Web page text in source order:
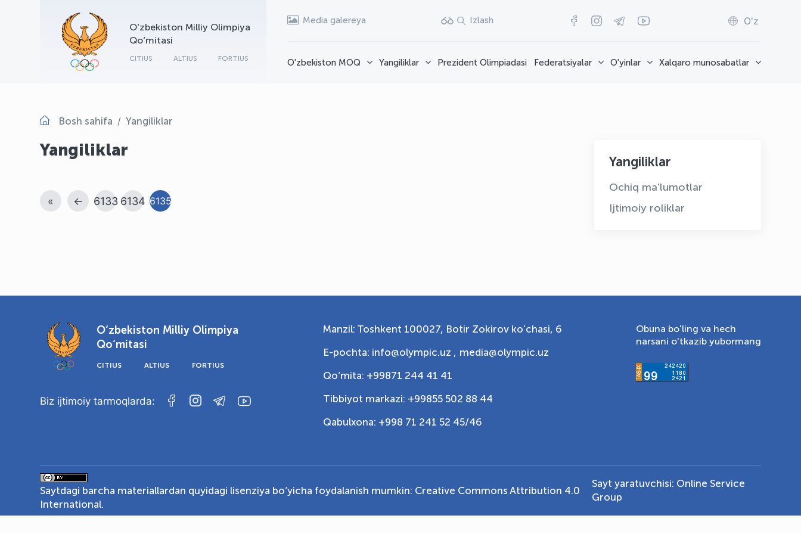
O‘zbekiston Milliy Olimpiya
Qo‘mitasi
CITIUS ALTIUS FORTIUS
Media galereya Izlash O'z
O'zbekiston MOQ Yangiliklar Prezident Olimpiadasi Federatsiyalar O'yinlar Xalqaro munosabatlar
Bosh sahifa Yangiliklar
Yangiliklar
« ← 6133 6134 6135
Yangiliklar
Ochiq ma'lumotlar
Ijtimoiy roliklar
O‘zbekiston Milliy Olimpiya
Qo‘mitasi
CITIUS ALTIUS FORTIUS
Biz ijtimoiy tarmoqlarda:
Manzil: Toshkent 100027, Botir Zokirov ko'chasi, 6
E-pochta: info@olympic.uz , media@olympic.uz
Qo‘mita: +99871 244 41 41
Tibbiyot markazi: +99855 502 88 44
Qabulxona: +998 71 241 52 45/46
Obuna bo'ling va hech
narsani o'tkazib yubormang
Saytdagi barcha materiallardan quyidagi lisenziya bo‘yicha foydalanish mumkin: Creative Commons Attribution 4.0
International.
Sayt yaratuvchisi: Online Service
Group
OLYMPCHIK AI - yordamchi